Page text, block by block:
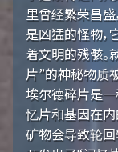
里曾经繁荣昌
是凶猛的怪物，
着文明的残骸。
片”的神秘物质
埃尔德碎片是
忆片和基因在内
矿物会导致轮回